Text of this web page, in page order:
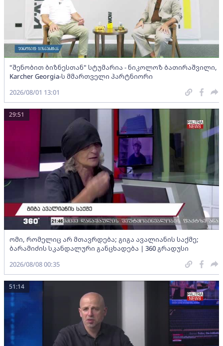
"შენობით ბიზნესთან" სტუმარია - ნიკოლოზ ბათირაშვილი,
Karcher Georgia-ს მმართველი პარტნიორი
2026/08/01 13:01
ომი, რომელიც არ მთავრდება; გიგა ავალიანის საქმე;
ბარამიძის სკანდალური განცხადება | 360 გრადუსი
29:51
2026/08/08 00:35
51:14